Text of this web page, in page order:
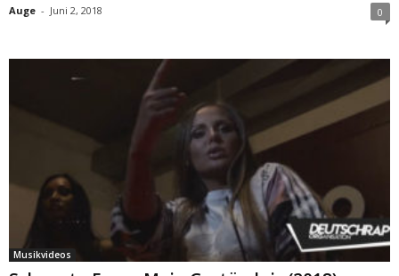
Auge - Juni 2, 2018 0
Musikvideos